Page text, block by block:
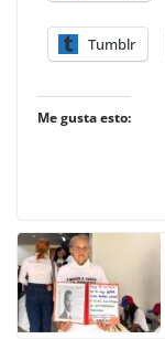
Tumblr
Me gusta esto: